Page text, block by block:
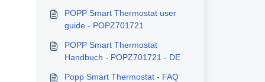
POPP Smart Thermostat user
guide - POPZ701721
POPP Smart Thermostat
Handbuch - POPZ701721 - DE
Popp Smart Thermostat - FAQ